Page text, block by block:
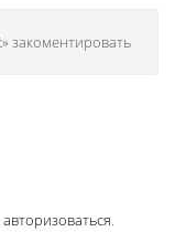
закоментировать
авторизоваться.